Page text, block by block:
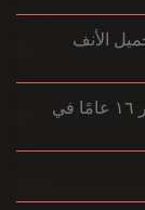
الأنف
هل يمكنني إجراء عملية تجميل الأنف في عمر ١٦ عامًا في